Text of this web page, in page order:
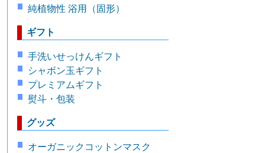
純植物性 浴用（固形）
ギフト
手洗いせっけんギフト
シャボン玉ギフト
プレミアムギフト
熨斗・包装
グッズ
オーガニックコットンマスク